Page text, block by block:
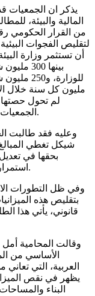
يذكر ان الجمعيات
لتقليص الفجوات
بينها
الجمعيات الملتمسة ورؤساء السلطات المحلية العربية.
استمرار وزارة المالية بعدم تحويل المبالغ المخصصة.
وفي ظل التطورات
بتقليص هذه
قانوني، يأتي هذا
وقالت المحامية
الأساسي من
يظهر في نقص
البناء